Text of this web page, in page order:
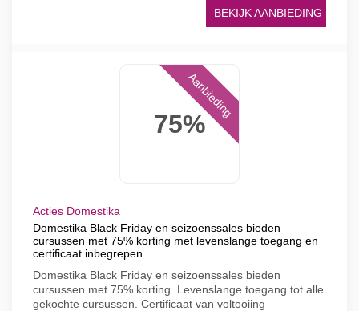
BEKIJK AANBIEDING
75%
Aanbieding
Acties Domestika
Domestika Black Friday en seizoenssales bieden
cursussen met 75% korting met levenslange toegang en
certificaat inbegrepen
Domestika Black Friday en seizoenssales bieden
cursussen met 75% korting. Levenslange toegang tot alle
gekochte cursussen. Certificaat van voltooiing